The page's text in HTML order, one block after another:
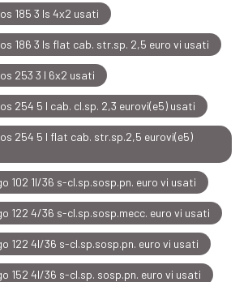
185 3 ls 4x2 usati
186 3 ls flat cab. str.sp. 2,5 euro vi usati
253 3 l 6x2 usati
254 5 l cab. cl.sp. 2,3 eurovi(e5) usati
254 5 l flat cab. str.sp.2,5 eurovi(e5)
102 1l/36 s-cl.sp.sosp.pn. euro vi usati
122 4/36 s-cl.sp.sosp.mecc. euro vi usati
122 4l/36 s-cl.sp.sosp.pn. euro vi usati
152 4l/36 s-cl.sp. sosp.pn. euro vi usati